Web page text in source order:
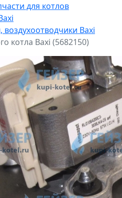
для котлов
Baxi
котла Baxi (5682150)